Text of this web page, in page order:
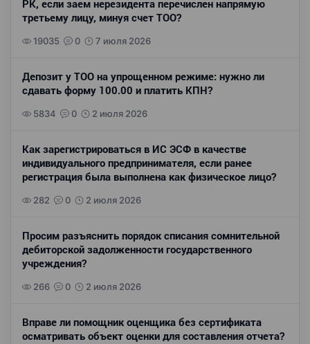
РК, если заем нерезидента перечислен напрямую
третьему лицу, минуя счет ТОО?
19035 0 7 июля 2026
Депозит у ТОО на упрощенном режиме: нужно ли
сдавать форму 100.00 и платить КПН?
5834 0 2 июля 2026
Как зарегистрироваться в ИС ЭСФ в качестве
индивидуального предпринимателя, если ранее
регистрация была выполнена как физическое лицо?
282 0 2 июля 2026
Просим разъяснить порядок списания сомнительной
дебиторской задолженности государственного
учреждения?
266 0 2 июля 2026
Вправе ли помощник оценщика без сертификата
осматривать объект оценки для составления отчета?